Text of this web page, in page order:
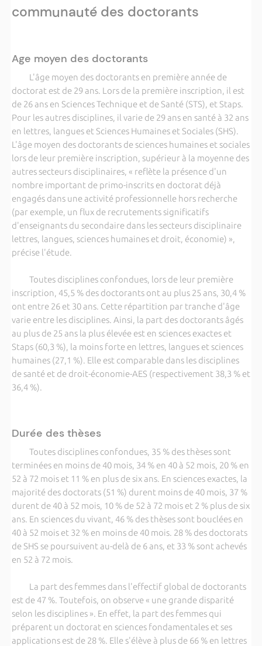
communauté des doctorants
Age moyen des doctorants
L'âge moyen des doctorants en première année de
doctorat est de 29 ans. Lors de la première inscription, il est
de 26 ans en Sciences Technique et de Santé (STS), et Staps.
Pour les autres disciplines, il varie de 29 ans en santé à 32 ans
en lettres, langues et Sciences Humaines et Sociales (SHS).
L'âge moyen des doctorants de sciences humaines et sociales
lors de leur première inscription, supérieur à la moyenne des
autres secteurs disciplinaires, « reflète la présence d'un
nombre important de primo-inscrits en doctorat déjà
engagés dans une activité professionnelle hors recherche
(par exemple, un flux de recrutements significatifs
d'enseignants du secondaire dans les secteurs disciplinaire
lettres, langues, sciences humaines et droit, économie) »,
précise l'étude.
Toutes disciplines confondues, lors de leur première
inscription, 45,5 % des doctorants ont au plus 25 ans, 30,4 %
ont entre 26 et 30 ans. Cette répartition par tranche d'âge
varie entre les disciplines. Ainsi, la part des doctorants âgés
au plus de 25 ans la plus élevée est en sciences exactes et
Staps (60,3 %), la moins forte en lettres, langues et sciences
humaines (27,1 %). Elle est comparable dans les disciplines
de santé et de droit-économie-AES (respectivement 38,3 % et
36,4 %).
Durée des thèses
Toutes disciplines confondues, 35 % des thèses sont
terminées en moins de 40 mois, 34 % en 40 à 52 mois, 20 % en
52 à 72 mois et 11 % en plus de six ans. En sciences exactes, la
majorité des doctorats (51 %) durent moins de 40 mois, 37 %
durent de 40 à 52 mois, 10 % de 52 à 72 mois et 2 % plus de six
ans. En sciences du vivant, 46 % des thèses sont bouclées en
40 à 52 mois et 32 % en moins de 40 mois. 28 % des doctorats
de SHS se poursuivent au-delà de 6 ans, et 33 % sont achevés
en 52 à 72 mois.
La part des femmes dans l'effectif global de doctorants
est de 47 %. Toutefois, on observe « une grande disparité
selon les disciplines ». En effet, la part des femmes qui
préparent un doctorat en sciences fondamentales et ses
applications est de 28 %. Elle s'élève à plus de 66 % en lettres